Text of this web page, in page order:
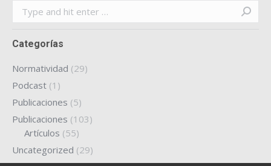
Search:
Categorías
Normatividad (29)
Podcast (1)
Publicaciones (5)
Publicaciones (103)
Artículos (55)
Uncategorized (29)